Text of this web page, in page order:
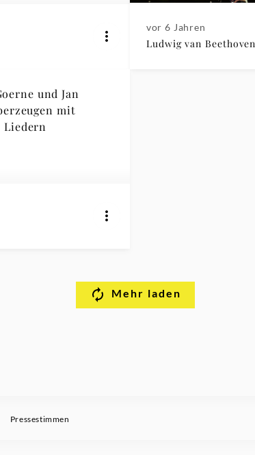
vor 6 Jahren
Ludwig van Beethoven
und Jan
mit
Liedern
Mehr laden
Pressestimmen